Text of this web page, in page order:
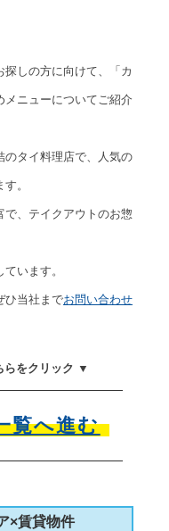
しの方に向けて、「カ
メニューについてご紹介
のタイ料理店で、人気の
。
で、テイクアウトのお惣
います。
ひ当社までお問い合わせ
らをクリック ▼
覧へ進む
×賃貸物件